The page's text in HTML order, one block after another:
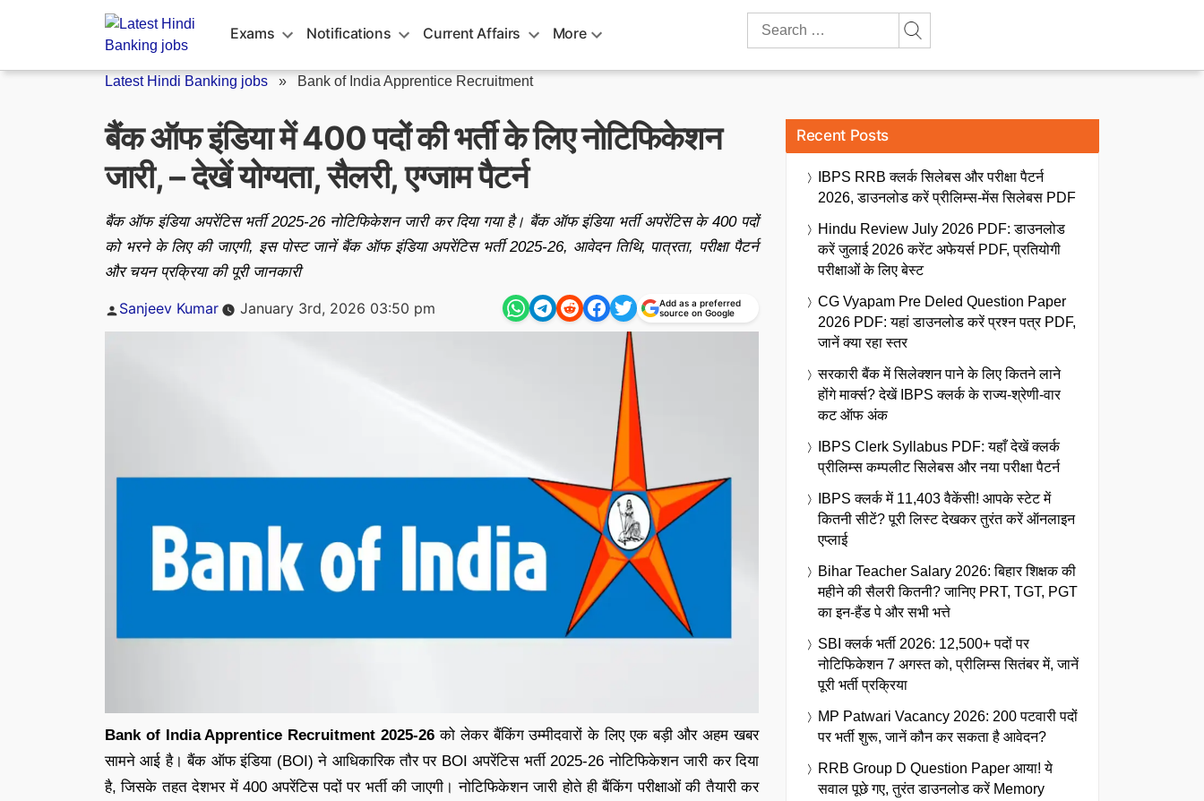
Exams Notifications Current Affairs More
Search
Latest Hindi Banking jobs » Bank of India Apprentice Recruitment
बैंक ऑफ इंडिया में 400 पदों की भर्ती के लिए नोटिफिकेशन
जारी, – देखें योग्यता, सैलरी, एग्जाम पैटर्न
बैंक ऑफ इंडिया अपरेंटिस भर्ती 2025-26 नोटिफिकेशन जारी कर दिया गया है। बैंक ऑफ इंडिया भर्ती अपरेंटिस के 400 पदों
को भरने के लिए की जाएगी, इस पोस्ट जानें बैंक ऑफ इंडिया अपरेंटिस भर्ती 2025-26, आवेदन तिथि, पात्रता, परीक्षा पैटर्न
और चयन प्रक्रिया की पूरी जानकारी
Posted
Sanjeev Kumar January 3rd, 2026 03:50 pm
Add as a preferred
source on Google
Bank of India Apprentice Recruitment 2025-26 को लेकर बैंकिंग उम्मीदवारों के लिए एक बड़ी और अहम खबर
सामने आई है। बैंक ऑफ इंडिया (BOI) ने आधिकारिक तौर पर BOI अपरेंटिस भर्ती 2025-26 नोटिफिकेशन जारी कर दिया
है, जिसके तहत देशभर में 400 अपरेंटिस पदों पर भर्ती की जाएगी। नोटिफिकेशन जारी होते ही बैंकिंग परीक्षाओं की तैयारी कर
Recent Posts
IBPS RRB क्लर्क सिलेबस और परीक्षा पैटर्न
2026, डाउनलोड करें प्रीलिम्स-मेंस सिलेबस PDF
Hindu Review July 2026 PDF: डाउनलोड
करें जुलाई 2026 करेंट अफेयर्स PDF, प्रतियोगी
परीक्षाओं के लिए बेस्ट
CG Vyapam Pre Deled Question Paper
2026 PDF: यहां डाउनलोड करें प्रश्न पत्र PDF,
जानें क्या रहा स्तर
सरकारी बैंक में सिलेक्शन पाने के लिए कितने लाने
होंगे मार्क्स? देखें IBPS क्लर्क के राज्य-श्रेणी-वार
कट ऑफ अंक
IBPS Clerk Syllabus PDF: यहाँ देखें क्लर्क
प्रीलिम्स कम्पलीट सिलेबस और नया परीक्षा पैटर्न
IBPS क्लर्क में 11,403 वैकेंसी! आपके स्टेट में
कितनी सीटें? पूरी लिस्ट देखकर तुरंत करें ऑनलाइन
एप्लाई
Bihar Teacher Salary 2026: बिहार शिक्षक की
महीने की सैलरी कितनी? जानिए PRT, TGT, PGT
का इन-हैंड पे और सभी भत्ते
SBI क्लर्क भर्ती 2026: 12,500+ पदों पर
नोटिफिकेशन 7 अगस्त को, प्रीलिम्स सितंबर में, जानें
पूरी भर्ती प्रक्रिया
MP Patwari Vacancy 2026: 200 पटवारी पदों
पर भर्ती शुरू, जानें कौन कर सकता है आवेदन?
RRB Group D Question Paper आया! ये
सवाल पूछे गए, तुरंत डाउनलोड करें Memory